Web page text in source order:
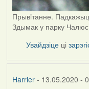
Прывiтанне.
Здымак у парку
Увайдзіце ці
Harrier- 13.05.2020 -